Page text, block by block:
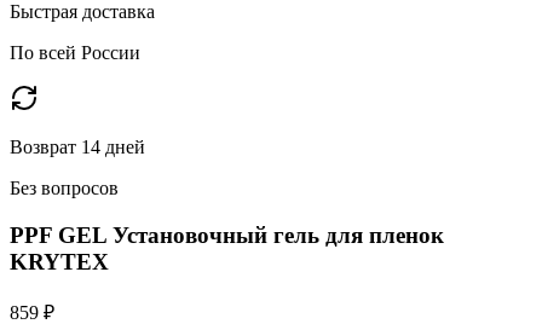
Быстрая доставка
По всей России
Возврат 14 дней
Без вопросов
PPF GEL Установочный гель для пленок
KRYTEX
859 ₽